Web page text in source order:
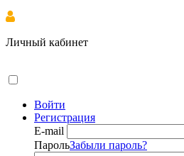
Личный кабинет
Войти
Регистрация
E-mail
ПарольЗабыли пароль?